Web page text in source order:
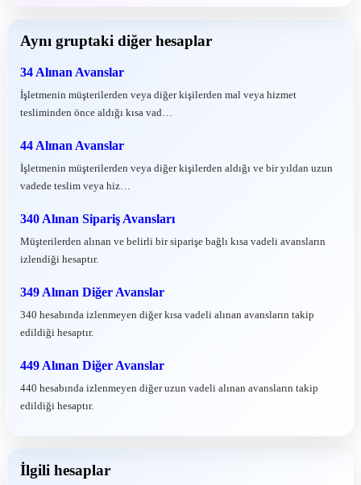
Aynı gruptaki diğer hesaplar
34 Alınan Avanslar
İşletmenin müşterilerden veya diğer kişilerden mal veya hizmet
tesliminden önce aldığı kısa vad…
44 Alınan Avanslar
İşletmenin müşterilerden veya diğer kişilerden aldığı ve bir yıldan uzun
vadede teslim veya hiz…
340 Alınan Sipariş Avansları
Müşterilerden alınan ve belirli bir siparişe bağlı kısa vadeli avansların
izlendiği hesaptır.
349 Alınan Diğer Avanslar
340 hesabında izlenmeyen diğer kısa vadeli alınan avansların takip
edildiği hesaptır.
449 Alınan Diğer Avanslar
440 hesabında izlenmeyen diğer uzun vadeli alınan avansların takip
edildiği hesaptır.
İlgili hesaplar